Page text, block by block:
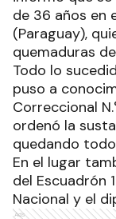
de 36 años en
(Paraguay),
quemaduras
Todo lo
puso a
Correccional
ordenó la
quedando
En el lugar
del Escuadrón
Nacional y el
Ads